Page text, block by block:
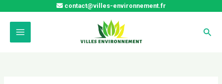
contenu
contact@villes-environnement.fr